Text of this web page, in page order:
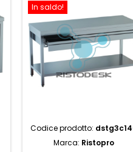
In saldo!
Codice prodotto:
Marca: Ristopro